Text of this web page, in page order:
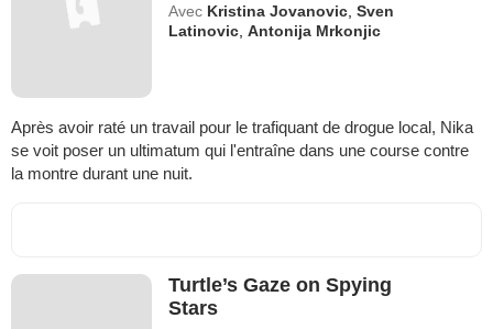
Avec Kristina Jovanovic ,Sven
Latinovic ,Antonija Mrkonjic
Après avoir raté un travail pour le trafiquant de drogue local, Nika
se voit poser un ultimatum qui l'entraîne dans une course contre
la montre durant une nuit.
Turtle’s Gaze on Spying
Stars